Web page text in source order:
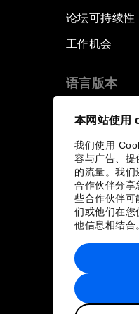
本网站使用
我们使用
容与广告、提
的流量。我们
合作伙伴分享
些合作伙伴可
们或他们在您
他信息相结合
论坛可持续性
工作机会
语言版本